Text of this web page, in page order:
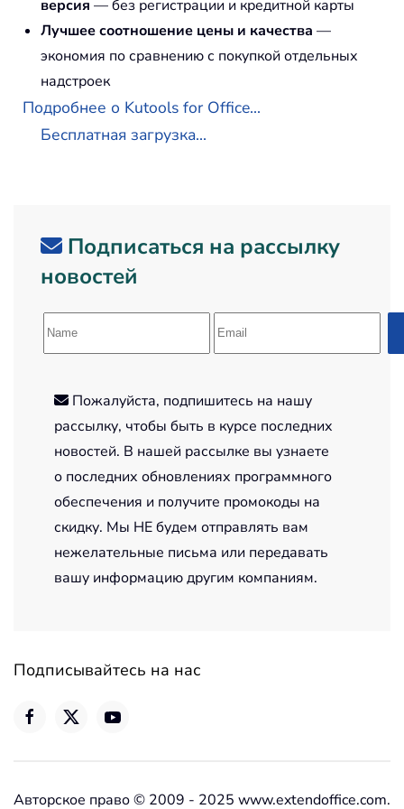
версия — без регистрации и кредитной карты
Лучшее соотношение цены и качества —
экономия по сравнению с покупкой отдельных
надстроек
Подробнее о Kutools for Office...
Бесплатная загрузка...
Подписаться на рассылку
новостей
Пожалуйста, подпишитесь на нашу
рассылку, чтобы быть в курсе последних
новостей. В нашей рассылке вы узнаете
о последних обновлениях программного
обеспечения и получите промокоды на
скидку. Мы НЕ будем отправлять вам
нежелательные письма или передавать
вашу информацию другим компаниям.
Подписывайтесь на нас
Авторское право © 2009 - 2025 www.extendoffice.com.